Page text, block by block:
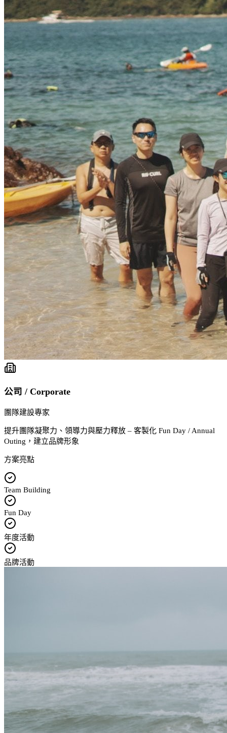
公司 / Corporate
團隊建設專家
提升團隊凝聚力、領導力與壓力釋放 – 客製化 Fun Day / Annual
Outing，建立品牌形象
方案亮點
Team Building
Fun Day
年度活動
品牌活動